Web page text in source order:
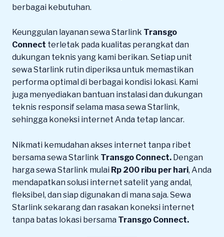
berbagai kebutuhan.
Keunggulan layanan sewa Starlink Transgo
Connect terletak pada kualitas perangkat dan
dukungan teknis yang kami berikan. Setiap unit
sewa Starlink rutin diperiksa untuk memastikan
performa optimal di berbagai kondisi lokasi. Kami
juga menyediakan bantuan instalasi dan dukungan
teknis responsif selama masa sewa Starlink,
sehingga koneksi internet Anda tetap lancar.
Nikmati kemudahan akses internet tanpa ribet
bersama sewa Starlink Transgo Connect. Dengan
harga sewa Starlink mulai Rp 200 ribu per hari, Anda
mendapatkan solusi internet satelit yang andal,
fleksibel, dan siap digunakan di mana saja. Sewa
Starlink sekarang dan rasakan koneksi internet
tanpa batas lokasi bersama Transgo Connect.